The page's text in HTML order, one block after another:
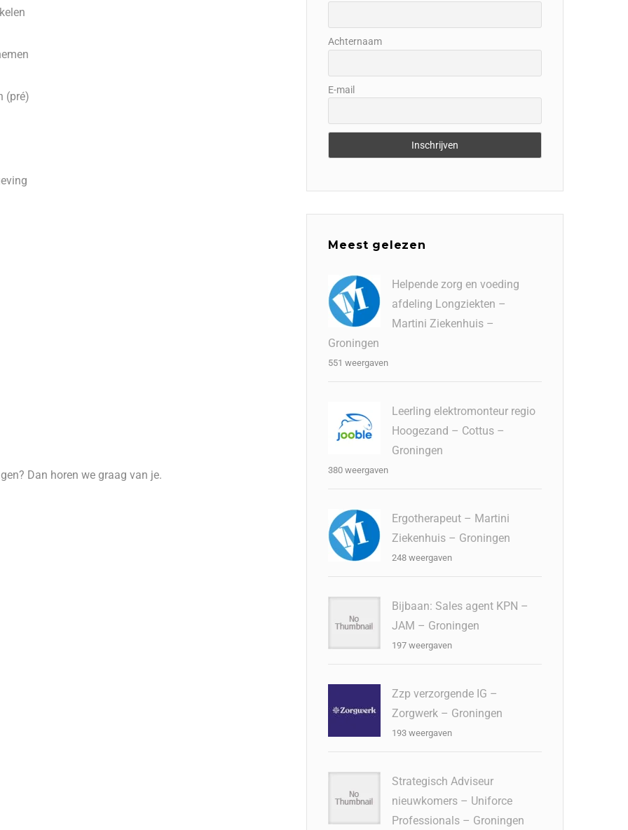
(pré)
Dan horen we graag van je.
Achternaam
E-mail
Meest gelezen
Helpende zorg en voeding
afdeling Longziekten –
Martini Ziekenhuis –
Groningen
551 weergaven
Leerling elektromonteur regio
Hoogezand – Cottus –
Groningen
380 weergaven
Ergotherapeut – Martini
Ziekenhuis – Groningen
248 weergaven
Bijbaan: Sales agent KPN –
JAM – Groningen
197 weergaven
Zzp verzorgende IG –
Zorgwerk – Groningen
193 weergaven
Strategisch Adviseur
nieuwkomers – Uniforce
Professionals – Groningen